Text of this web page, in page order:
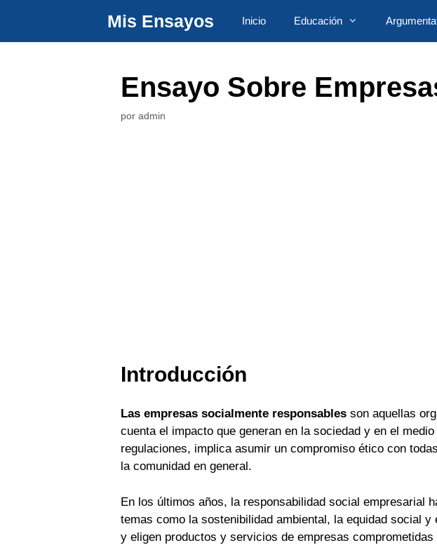
contenido
Mis Ensayos Inicio Educación
Ensayo Sobre
por admin
Introducción
Las empresas socialmente responsables son aquellas
cuenta el impacto que generan en la sociedad y en el
regulaciones, implica asumir un compromiso ético con
la comunidad en general.
En los últimos años, la responsabilidad social empresarial
temas como la sostenibilidad ambiental, la equidad social
y eligen productos y servicios de empresas